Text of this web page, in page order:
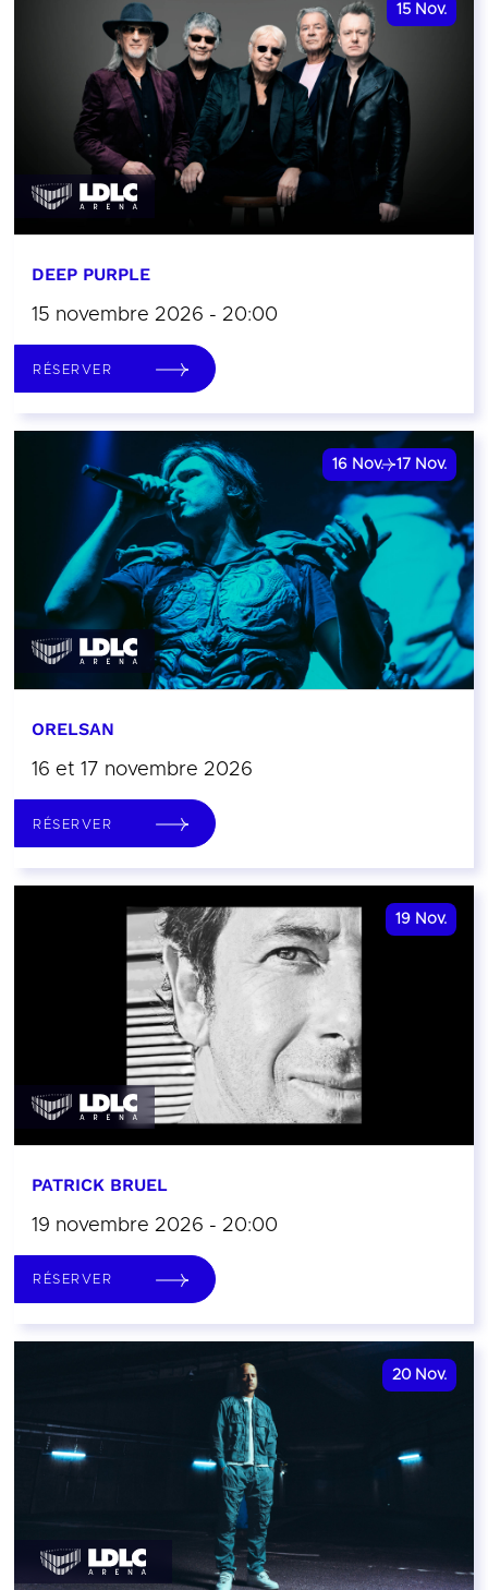
15 Nov.
DEEP PURPLE
15 novembre 2026 - 20:00
RÉSERVER
16 Nov. 17 Nov.
ORELSAN
16 et 17 novembre 2026
RÉSERVER
19 Nov.
PATRICK BRUEL
19 novembre 2026 - 20:00
RÉSERVER
20 Nov.